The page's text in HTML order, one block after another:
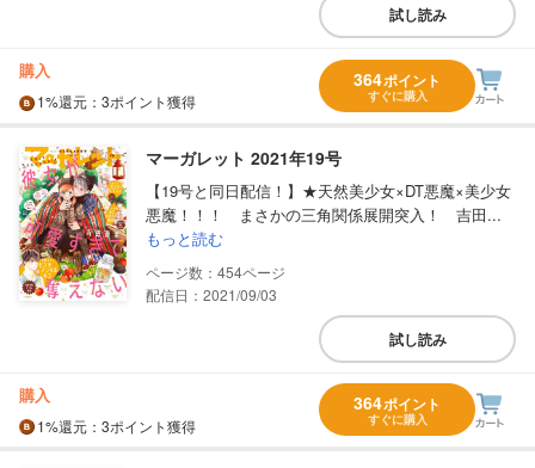
試し読み
購入
1%還元 ：3ポイント獲得
364ポイント
すぐに購入
マーガレット 2021年19号
【19号と同日配信！】★天然美少女×DT悪魔×美少女
悪魔！！！ まさかの三角関係展開突入！ 吉田...
もっと読む
454
配信日：2021/09/03
試し読み
購入
1%還元 ：3ポイント獲得
364ポイント
すぐに購入